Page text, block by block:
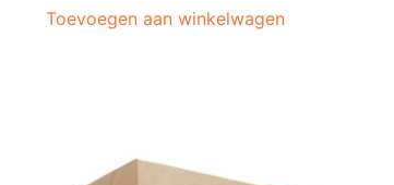
Toevoegen aan winkelwagen